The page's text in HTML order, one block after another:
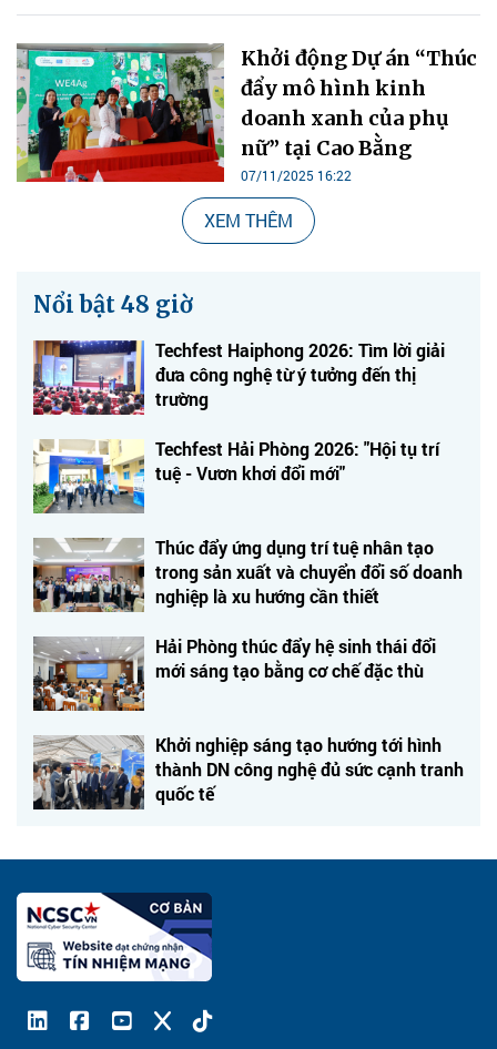
Khởi động Dự án “Thúc
đẩy mô hình kinh
doanh xanh của phụ
nữ” tại Cao Bằng
07/11/2025 16:22
XEM THÊM
Nổi bật 48 giờ
Techfest Haiphong 2026: Tìm lời giải
đưa công nghệ từ ý tưởng đến thị
trường
Techfest Hải Phòng 2026: "Hội tụ trí
tuệ - Vươn khơi đổi mới"
Thúc đẩy ứng dụng trí tuệ nhân tạo
trong sản xuất và chuyển đổi số doanh
nghiệp là xu hướng cần thiết
Hải Phòng thúc đẩy hệ sinh thái đổi
mới sáng tạo bằng cơ chế đặc thù
Khởi nghiệp sáng tạo hướng tới hình
thành DN công nghệ đủ sức cạnh tranh
quốc tế